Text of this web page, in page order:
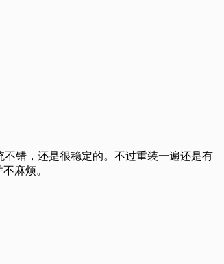
错，还是很稳定的。不过重装一遍还是有
麻烦。